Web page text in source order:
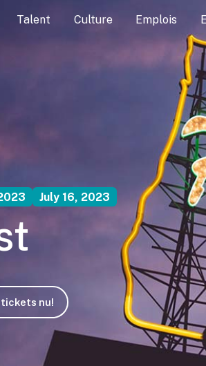
Talent Culture Emplois
July 16, 2023
tickets nu!